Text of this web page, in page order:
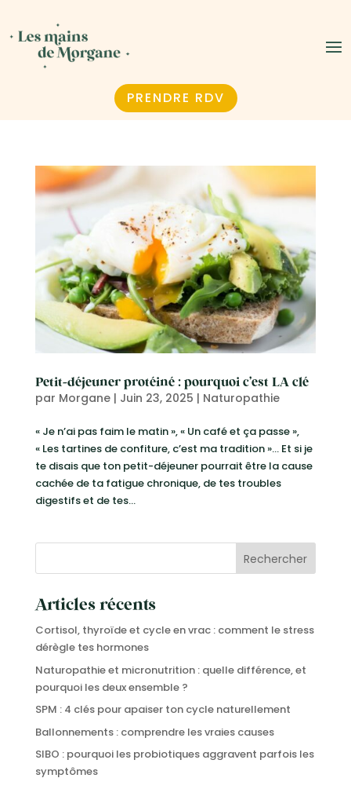
PRENDRE RDV
Petit-déjeuner protéiné : pourquoi c’est LA clé
par Morgane| Juin 23, 2025 | Naturopathie
« Je n’ai pas faim le matin », « Un café et ça passe »,
« Les tartines de confiture, c’est ma tradition »… Et si je
te disais que ton petit-déjeuner pourrait être la cause
cachée de ta fatigue chronique, de tes troubles
digestifs et de tes...
Rechercher
Articles récents
Cortisol, thyroïde et cycle en vrac : comment le stress
dérègle tes hormones
Naturopathie et micronutrition : quelle différence, et
pourquoi les deux ensemble ?
SPM : 4 clés pour apaiser ton cycle naturellement
Ballonnements : comprendre les vraies causes
SIBO : pourquoi les probiotiques aggravent parfois les
symptômes